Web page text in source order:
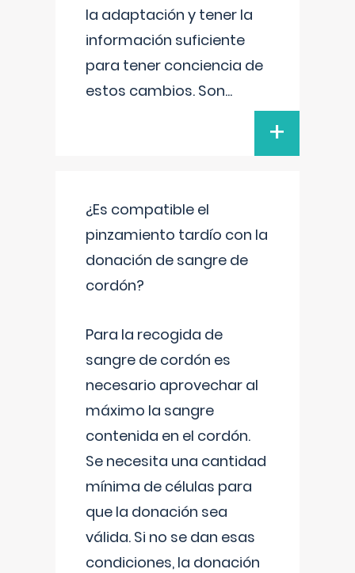
la adaptación y tener la
información suficiente
para tener conciencia de
estos cambios. Son...
+
¿Es compatible el
pinzamiento tardío con la
donación de sangre de
cordón?
Para la recogida de
sangre de cordón es
necesario aprovechar al
máximo la sangre
contenida en el cordón.
Se necesita una cantidad
mínima de células para
que la donación sea
válida. Si no se dan esas
condiciones, la donación